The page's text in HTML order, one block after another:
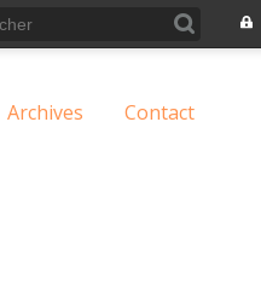
Archives Contact